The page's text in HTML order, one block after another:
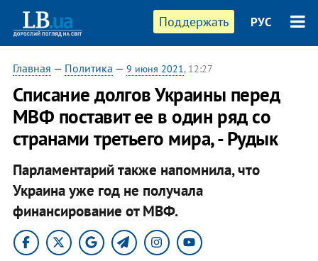
Поддержать РУС
Главная — Политика — 9 июня 2021, 12:27
Списание долгов Украины перед
МВФ поставит ее в один ряд со
странами третьего мира, - Рудык
Парламентарий также напомнила, что
Украина уже год не получала
финансирование от МВФ.